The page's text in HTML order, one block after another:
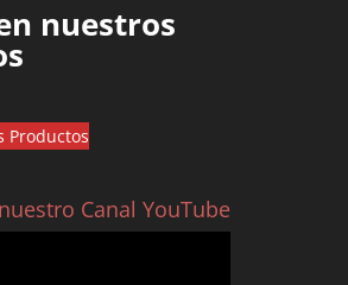
nuestros
Productos
Canal YouTube